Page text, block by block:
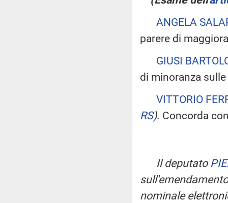
ANGELA
parere di
GIUSI
di minoranza
VITTORIO
RS). Concorda
Il deputato
nominale